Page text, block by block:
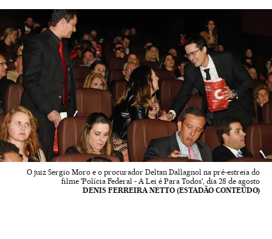
O juiz Sergio Moro e o procurador Deltan Dallagnol na pré-estreia do
filme 'Polícia Federal - A Lei é Para Todos', dia 28 de agosto
DENIS FERREIRA NETTO (ESTADÃO CONTEÚDO)